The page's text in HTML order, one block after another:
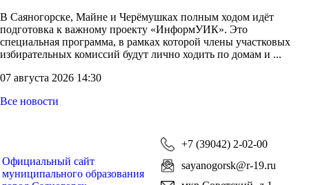
В Саяногорске, Майне и Черёмушках полным ходом идёт
подготовка к важному проекту «ИнформУИК». Это
специальная программа, в рамках которой члены участковых
избирательных комиссий будут лично ходить по домам и ...
07 августа 2026 14:30
Все новости
Официальный сайт
муниципального образования
+7 (39042) 2-02-00
sayanogorsk@r-19.ru